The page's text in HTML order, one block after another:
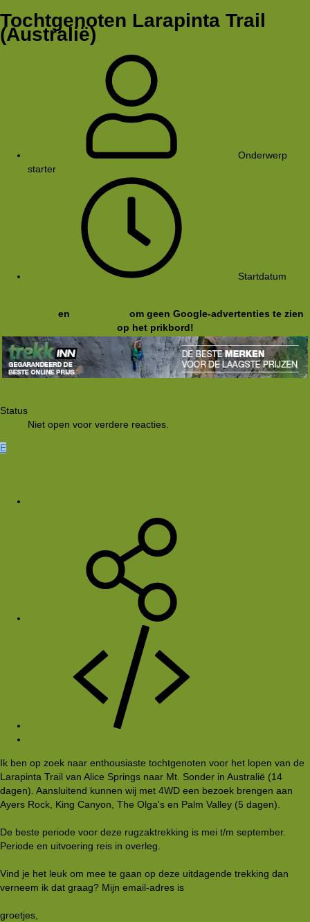
Tochtgenoten Larapinta Trail
(Australië)
Onderwerp
starter
Startdatum
en
om geen Google-advertenties te zien
op het prikbord!
Status
Niet open voor verdere reacties.
E
Ik ben op zoek naar enthousiaste tochtgenoten voor het lopen van de
Larapinta Trail van Alice Springs naar Mt. Sonder in Australië (14
dagen). Aansluitend kunnen wij met 4WD een bezoek brengen aan
Ayers Rock, King Canyon, The Olga's en Palm Valley (5 dagen).
De beste periode voor deze rugzaktrekking is mei t/m september.
Periode en uitvoering reis in overleg.
Vind je het leuk om mee te gaan op deze uitdagende trekking dan
verneem ik dat graag? Mijn email-adres is
groetjes,